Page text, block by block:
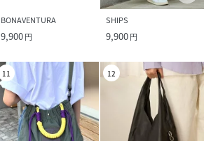
BONAVENTURA
9,900円
SHIPS
9,900円
11 12